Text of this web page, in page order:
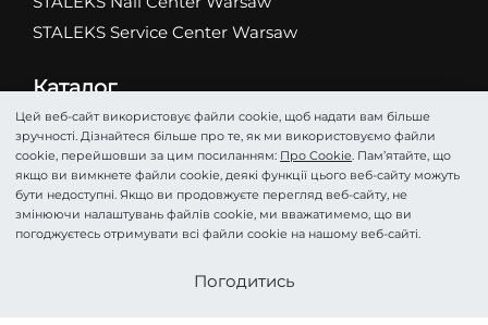
STALEKS Service Center Warsaw
Каталог
Абразиви
Ножиці
Кусачки
Фрези
Пінцети
Стати партнером
Цей веб-сайт використовує файли cookie, щоб надати вам більше
зручності. Дізнайтеся більше про те, як ми використовуємо файли
cookie, перейшовши за цим посиланням: Про Cookie. Пам’ятайте, що
якщо ви вимкнете файли cookie, деякі функції цього веб-сайту можуть
бути недоступні. Якщо ви продовжуєте перегляд веб-сайту, не
змінюючи налаштувань файлів cookie, ми вважатимемо, що ви
погоджуєтесь отримувати всі файли cookie на нашому веб-сайті.
Погодитись